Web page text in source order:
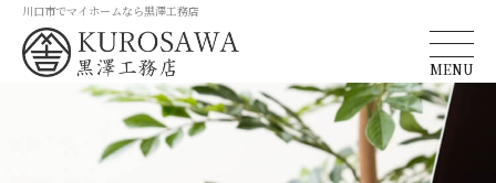
川口市でマイホームなら黒澤工務店
MENU